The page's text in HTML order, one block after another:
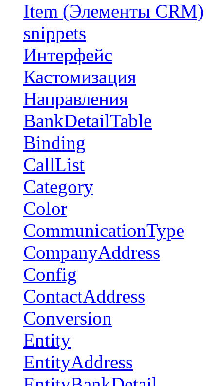
Item (Элементы CRM)
snippets
Интерфейс
Кастомизация
Направления
BankDetailTable
Binding
CallList
Category
Color
CommunicationType
CompanyAddress
Config
ContactAddress
Conversion
Entity
EntityAddress